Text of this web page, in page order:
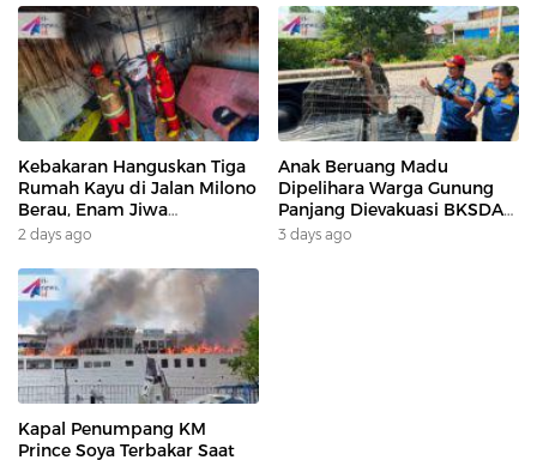
Kebakaran Hanguskan Tiga
Rumah Kayu di Jalan Milono
Berau, Enam Jiwa
Terdampak
2 days ago
Anak Beruang Madu
Dipelihara Warga Gunung
Panjang Dievakuasi BKSDA
Dan DAMKAR
3 days ago
Kapal Penumpang KM
Prince Soya Terbakar Saat